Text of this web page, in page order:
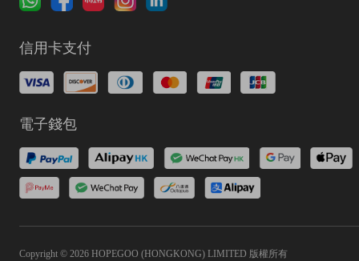
信用卡支付
電子錢包
Copyright © 2026 HOPEGOO (HONGKONG) LIMITED 版權所有